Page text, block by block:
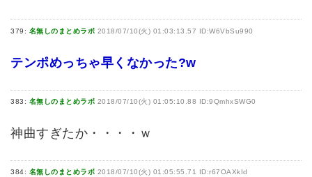
379: 名無しのまとめラボ 2018/07/10(火) 01:03:13.57 ID:W6VbSu990
テンポめっちゃ早くなかった?w
383: 名無しのまとめラボ 2018/07/10(火) 01:05:10.88 ID:9QmhxSWG0
神曲すぎたか・・・・ｗ
384: 名無しのまとめラボ 2018/07/10(火) 01:05:55.71 ID:r67OAXkId